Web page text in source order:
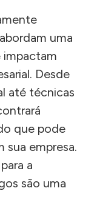
uma
impactam
Desde
até técnicas
que pode
sua empresa.
a
são uma